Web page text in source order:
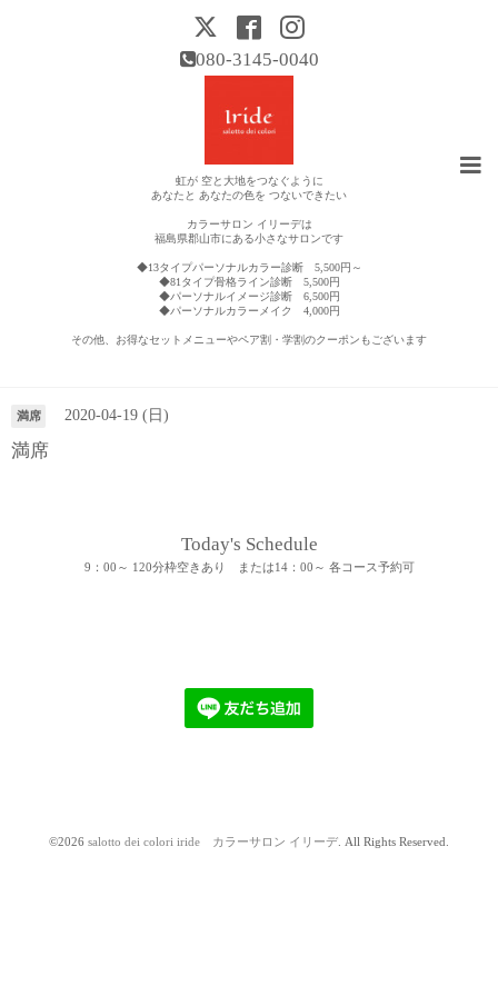
080-3145-0040
虹が 空と大地をつなぐように
あなたと あなたの色を つないできたい
カラーサロン イリーデは
福島県郡山市にある小さなサロンです
◆13タイプパーソナルカラー診断 5,500円～
◆81タイプ骨格ライン診断 5,500円
◆パーソナルイメージ診断 6,500円
◆パーソナルカラーメイク 4,000円
その他、お得なセットメニューやペア割・学割のクーポンもございます
満席 2020-04-19 (日)
満席
Today's Schedule
9：00～ 120分枠空きあり または14：00～ 各コース予約可
©2026 salotto dei colori iride カラーサロン イリーデ. All Rights Reserved.